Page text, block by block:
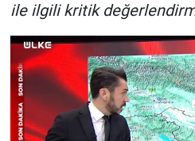
ile ilgili kritik